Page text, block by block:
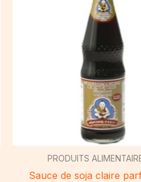
PRODUITS
Sauce de soja claire